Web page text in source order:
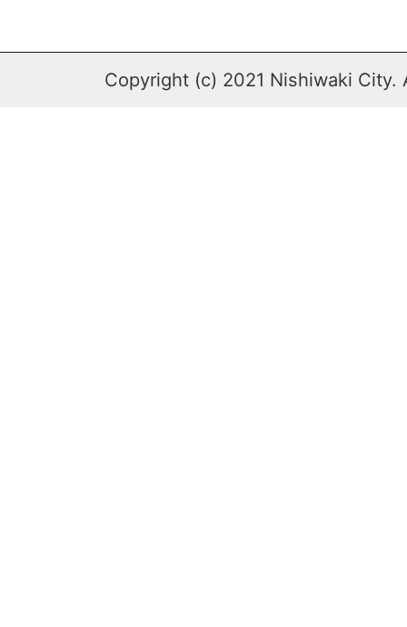
Copyright (c) 2021 Nishiwaki City.